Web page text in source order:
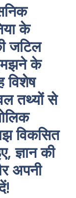
के
जटिल
के
विशेष
तथ्यों से
विकसित
ज्ञान की
अपनी